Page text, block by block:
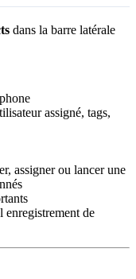
dans la barre latérale
assigné, tags,
assigner ou lancer une
enregistrement de